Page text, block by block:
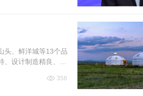
头、鲜洋城等13个品
设计制造精良、产
358